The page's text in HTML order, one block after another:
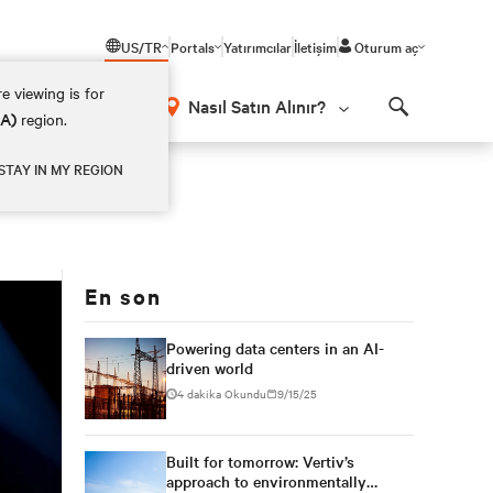
US/TR
viewing is for
region.
IN MY REGION
Portals Yatırımcılarİletişim Oturum aç
Nasıl Satın Alınır?
En son
Powering data centers in an AI-
driven world
4 dakika Okundu 9/15/25
Built for tomorrow: Vertiv’s
approach to environmentally